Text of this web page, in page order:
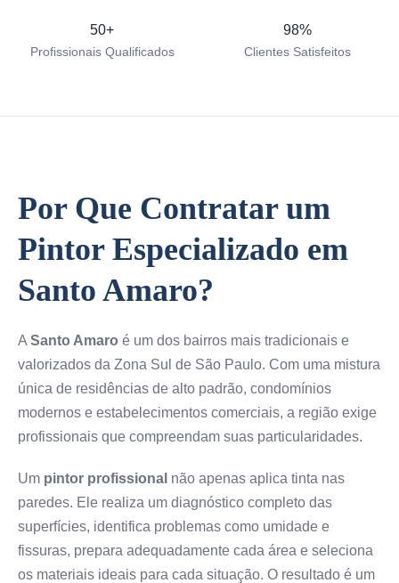
50+
Profissionais Qualificados
98%
Clientes Satisfeitos
Por Que Contratar um
Pintor Especializado em
Santo Amaro?
A Santo Amaro é um dos bairros mais tradicionais e
valorizados da Zona Sul de São Paulo. Com uma mistura
única de residências de alto padrão, condomínios
modernos e estabelecimentos comerciais, a região exige
profissionais que compreendam suas particularidades.
Um pintor profissional não apenas aplica tinta nas
paredes. Ele realiza um diagnóstico completo das
superfícies, identifica problemas como umidade e
fissuras, prepara adequadamente cada área e seleciona
os materiais ideais para cada situação. O resultado é um